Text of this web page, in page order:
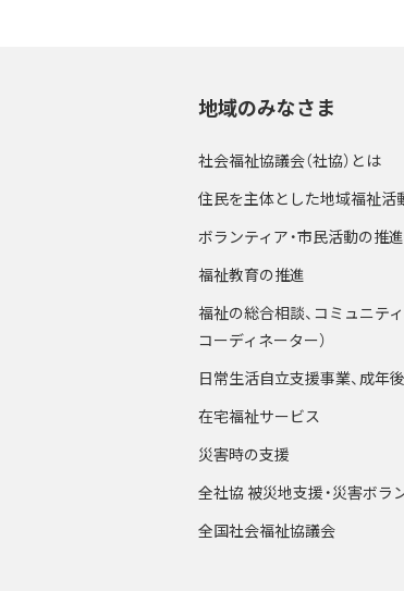
地域のみなさま
社会福祉協議会（社協）とは
住民を主体とした地域福祉活
ボランティア・市民活動の推進
福祉教育の推進
福祉の総合相談、コミュニテ
コーディネーター）
日常生活自立支援事業、成年
在宅福祉サービス
災害時の支援
全社協 被災地支援・災害ボラ
全国社会福祉協議会